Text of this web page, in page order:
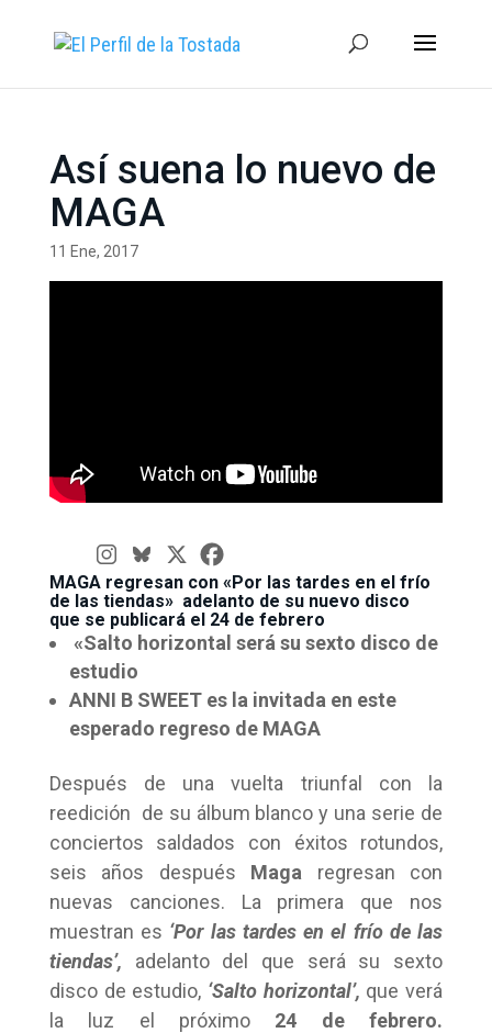
Así suena lo nuevo de
MAGA
11 Ene, 2017
MAGAregresan con «Por las tardes en el frío
de las tiendas» adelanto de su nuevo disco
que se publicará el 24 de febrero
«Salto horizontal será su sexto disco de
estudio
ANNI B SWEETes la invitada en este
esperado regreso de MAGA
Después de una vuelta triunfal con la
reedición de su álbum blanco y una serie de
conciertos saldados con éxitos rotundos,
seis años después Maga regresan con
nuevas canciones. La primera que nos
muestran es ‘Por las tardes en el frío de las
tiendas’,
adelanto del que será su sexto
disco de estudio, ‘Salto horizontal’, que verá
la luz el próximo 24 de febrero.